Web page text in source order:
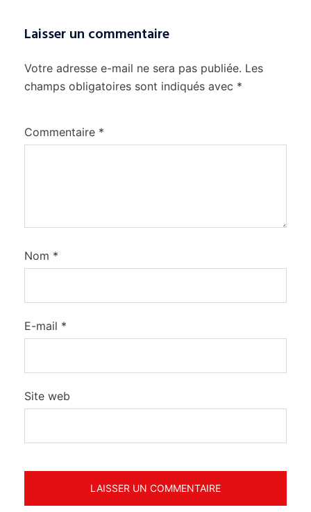
Laisser un commentaire
Votre adresse e-mail ne sera pas publiée. Les
champs obligatoires sont indiqués avec *
Commentaire *
Nom *
E-mail *
Site web